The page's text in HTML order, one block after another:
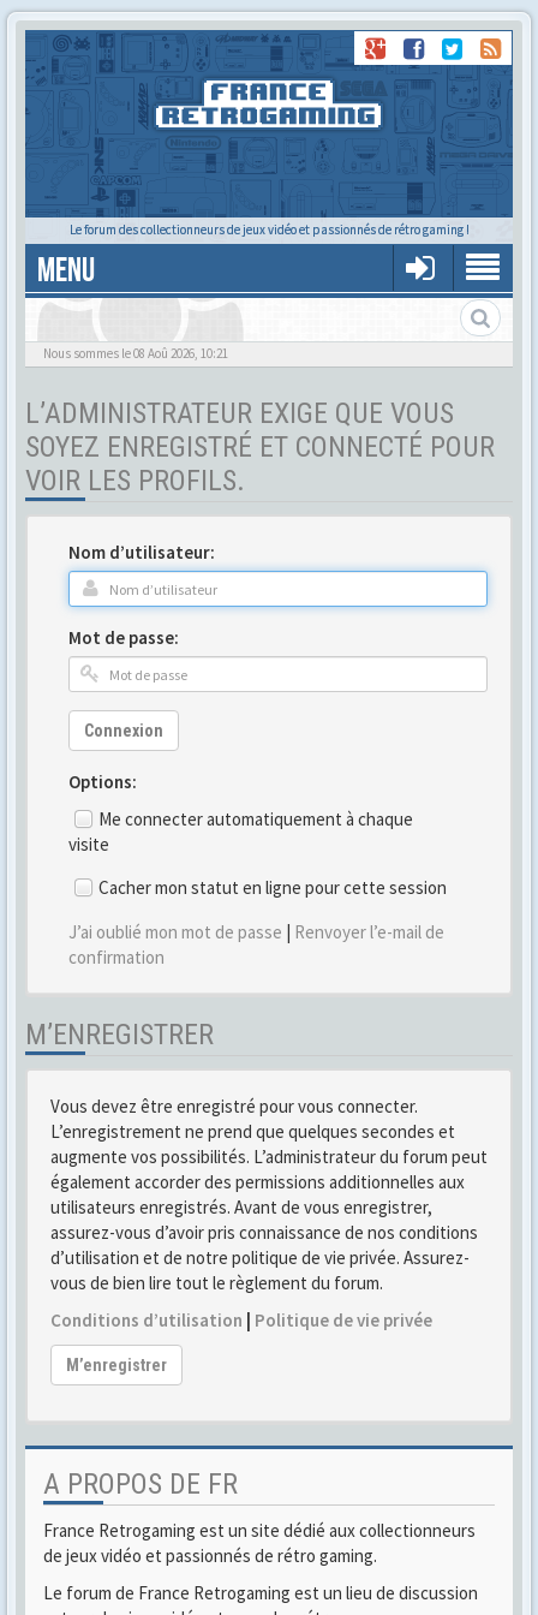
Le forum des collectionneurs de jeux vidéo et passionnés de rétro gaming !
MENU
Tu cherches quelqu'un ?
Nous sommes le 08 Aoû 2026, 10:21
L’ADMINISTRATEUR EXIGE QUE VOUS
SOYEZ ENREGISTRÉ ET CONNECTÉ POUR
VOIR LES PROFILS.
Nom d’utilisateur:
Mot de passe:
Connexion
Options:
Me connecter automatiquement à chaque
visite
Cacher mon statut en ligne pour cette session
J’ai oublié mon mot de passe | Renvoyer l’e-mail de
confirmation
M’ENREGISTRER
Vous devez être enregistré pour vous connecter.
L’enregistrement ne prend que quelques secondes et
augmente vos possibilités. L’administrateur du forum peut
également accorder des permissions additionnelles aux
utilisateurs enregistrés. Avant de vous enregistrer,
assurez-vous d’avoir pris connaissance de nos conditions
d’utilisation et de notre politique de vie privée. Assurez-
vous de bien lire tout le règlement du forum.
Conditions d’utilisation | Politique de vie privée
M’enregistrer
A PROPOS DE FR
France Retrogaming est un site dédié aux collectionneurs
de jeux vidéo et passionnés de rétro gaming.
Le forum de France Retrogaming est un lieu de discussion